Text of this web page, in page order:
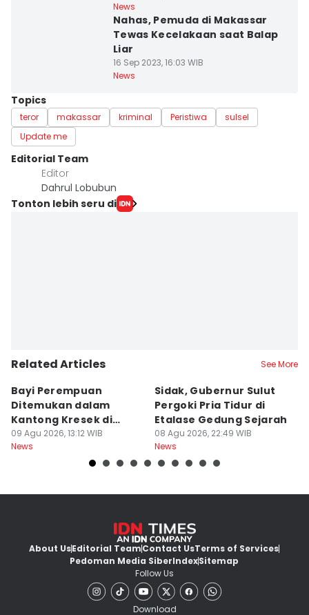
News
Nahas, Pemuda di Makassar
Tewas Kecelakaan saat Balap
Liar
16 Sep 2023, 16:03 WIB
News
Topics
teror makassar kriminal Peristiwa
sulsel
Update me
Editorial Team
Editor
Dahrul Lobubun
Tonton lebih seru di
Related Articles See More
Bayi Perempuan
Ditemukan dalam
Kantong Kresek di
Pinggir Jalan Gowa
09 Agu 2026, 13:12 WIB
News
Sidak, Gubernur Sulut
Pergoki Pria Tidur di
Etalase Gedung Sejarah
08 Agu 2026, 22:49 WIB
News
About UsEditorial TeamContact UsTerms of Services
Pedoman Media SiberIndexSitemap
Follow Us
Download